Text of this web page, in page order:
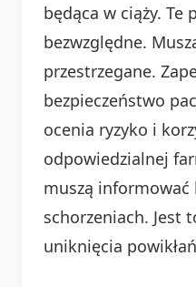
będąca w ciąży. Te
bezwzględne.
przestrzegane.
bezpieczeństwo
ocenia ryzyko i
odpowiedzialnej
muszą informować
schorzeniach. Jest
uniknięcia